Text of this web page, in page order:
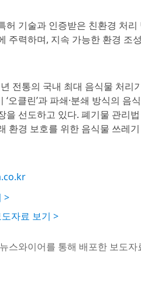
허 기술과 인증받은 친환경 처
주력하며, 지속 가능한 환경 조
전통의 국내 최대 음식물 처리
오클린’과 파쇄·분쇄 방식의 음
을 선도하고 있다. 폐기물 관리
환경 보호를 위한 음식물 쓰레
>
자료 보기 >
스와이어를 통해 배포한 보도